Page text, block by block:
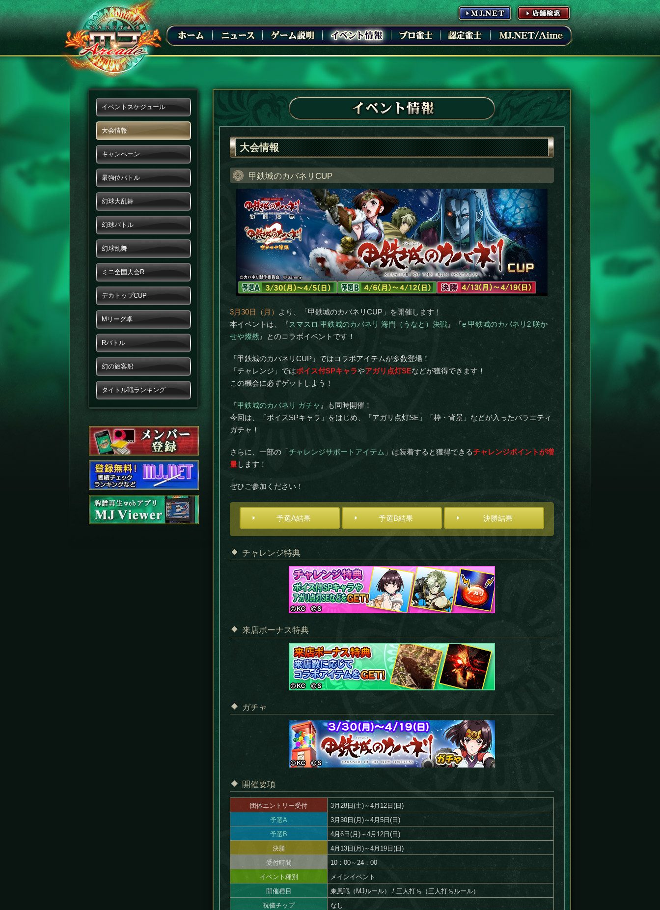
イベントスケジュール
大会情報
キャンペーン
最強位バトル
幻球大乱舞
幻球バトル
幻球乱舞
ミニ全国大会R
デカトップCUP
Mリーグ卓
Rバトル
幻の旅客船
タイトル戦ランキング
大会情報
甲鉄城のカバネリCUP
3月30日（月）
より、「甲鉄城のカバネリCUP」を開催します！
本イベントは、『スマスロ 甲鉄城のカバネリ 海門（うなと）決戦 』『e 甲鉄城のカバネリ2 咲か
せや燦然 』とのコラボイベントです！
「甲鉄城のカバネリCUP」ではコラボアイテムが多数登場！
「チャレンジ」ではボイス付SPキャラやアガリ点灯SEなどが獲得できます！
この機会に必ずゲットしよう！
『甲鉄城のカバネリ ガチャ 』も同時開催！
今回は、「ボイスSPキャラ」をはじめ、「アガリ点灯SE」「枠・背景」などが入ったバラエティ
ガチャ！
さらに、一部の「チャレンジサポートアイテム 」は装着すると獲得できるチャレンジポイントが増
量します！
ぜひご参加ください！
予選A結果 予選B結果 決勝結果
チャレンジ特典
来店ボーナス特典
ガチャ
開催要項
団体エントリー受付
3月28日(土)～4月12日(日)
予選A
3月30日(月)～4月5日(日)
予選B
4月6日(月)～4月12日(日)
決勝
4月13日(月)～4月19日(日)
受付時間
10：00～24：00
イベント種別
メインイベント
開催種目
東風戦（MJルール） / 三人打ち（三人打ちルール）
祝儀チップ
なし